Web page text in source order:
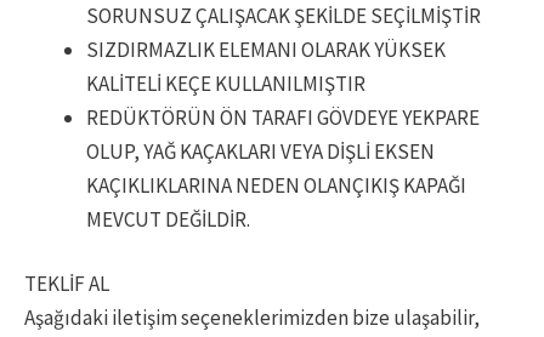
SORUNSUZ ÇALIŞACAK ŞEKİLDE SEÇİLMİŞTİR
SIZDIRMAZLIK ELEMANI OLARAK YÜKSEK
KALİTELİ KEÇE KULLANILMIŞTIR
REDÜKTÖRÜN ÖN TARAFI GÖVDEYE YEKPARE
OLUP, YAĞ KAÇAKLARI VEYA DİŞLİ EKSEN
KAÇIKLIKLARINA NEDEN OLANÇIKIŞ KAPAĞI
MEVCUT DEĞİLDİR.
TEKLİF AL
Aşağıdaki iletişim seçeneklerimizden bize ulaşabilir,